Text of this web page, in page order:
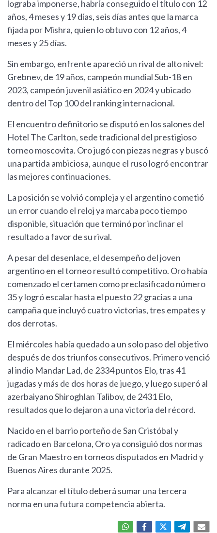
lograba imponerse, habría conseguido el título con 12
años, 4 meses y 19 días, seis días antes que la marca
fijada por Mishra, quien lo obtuvo con 12 años, 4
meses y 25 días.
Sin embargo, enfrente apareció un rival de alto nivel:
Grebnev, de 19 años, campeón mundial Sub-18 en
2023, campeón juvenil asiático en 2024 y ubicado
dentro del Top 100 del ranking internacional.
El encuentro definitorio se disputó en los salones del
Hotel The Carlton, sede tradicional del prestigioso
torneo moscovita. Oro jugó con piezas negras y buscó
una partida ambiciosa, aunque el ruso logró encontrar
las mejores continuaciones.
La posición se volvió compleja y el argentino cometió
un error cuando el reloj ya marcaba poco tiempo
disponible, situación que terminó por inclinar el
resultado a favor de su rival.
A pesar del desenlace, el desempeño del joven
argentino en el torneo resultó competitivo. Oro había
comenzado el certamen como preclasificado número
35 y logró escalar hasta el puesto 22 gracias a una
campaña que incluyó cuatro victorias, tres empates y
dos derrotas.
El miércoles había quedado a un solo paso del objetivo
después de dos triunfos consecutivos. Primero venció
al indio Mandar Lad, de 2334 puntos Elo, tras 41
jugadas y más de dos horas de juego, y luego superó al
azerbaiyano Shiroghlan Talibov, de 2431 Elo,
resultados que lo dejaron a una victoria del récord.
Nacido en el barrio porteño de San Cristóbal y
radicado en Barcelona, Oro ya consiguió dos normas
de Gran Maestro en torneos disputados en Madrid y
Buenos Aires durante 2025.
Para alcanzar el título deberá sumar una tercera
norma en una futura competencia abierta.